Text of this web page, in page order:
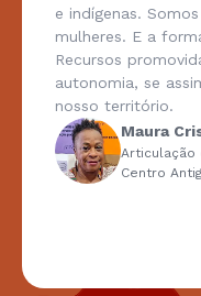
e indígenas.
mulheres. E a
Recursos
autonomia, se
nosso território.
Maura
Articulação
Centro